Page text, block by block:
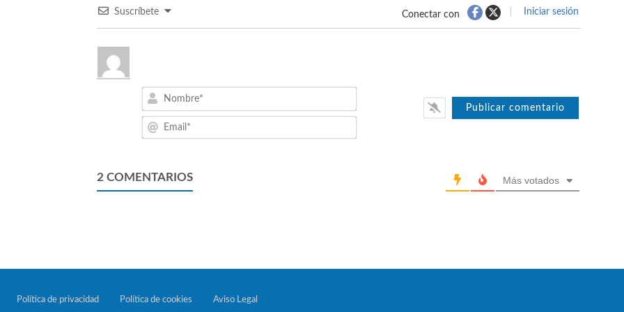
Suscríbete Conectar con Iniciar sesión
2 COMENTARIOS Más votados
Política de privacidad Política de cookies Aviso Legal